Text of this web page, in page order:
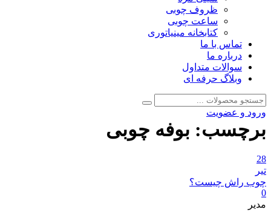
ظروف چوبی
ساعت چوبی
کتابخانه مینیاتوری
تماس با ما
درباره ما
سوالات متداول
وبلاگ حرفه ای
جستجو
برای:
جستجو
ورود و عضویت
برچسب: بوفه چوبی
28
تیر
چوب راش چیست؟
0
مدیر